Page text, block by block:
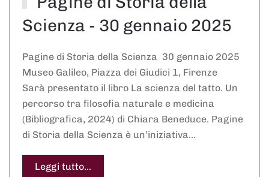
Scienza - 30 gennaio 2025
Pagine di Storia della Scienza 30 gennaio 2025
Museo Galileo, Piazza dei Giudici 1, Firenze
Sarà presentato il libro La scienza del tatto. Un
percorso tra filosofia naturale e medicina
(Bibliografica, 2024) di Chiara Beneduce. Pagine
di Storia della Scienza è un’iniziativa…
Leggi tutto...